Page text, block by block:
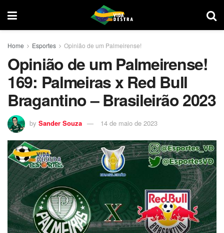
Home Esportes Opinião de um Palmeirense!
Opinião de um Palmeirense!
169: Palmeiras x Red Bull
Bragantino – Brasileirão 2023
by Sander Souza 14 de maio de 2023